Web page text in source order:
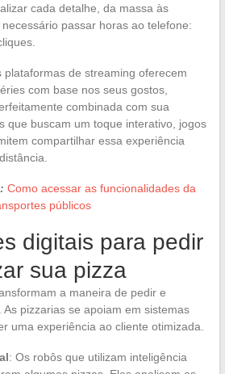
cada detalhe, da massa às
passar horas ao telefone:
plataformas de streaming oferecem
com base nos seus gostos,
combinada com sua
que buscam um toque interativo, jogos
compartilhar essa experiência
Como acessar as funcionalidades da
públicos
digitais para pedir
sua pizza
a maneira de pedir e
pizzarias se apoiam em sistemas
uma experiência ao cliente otimizada.
: Os robôs que utilizam inteligência